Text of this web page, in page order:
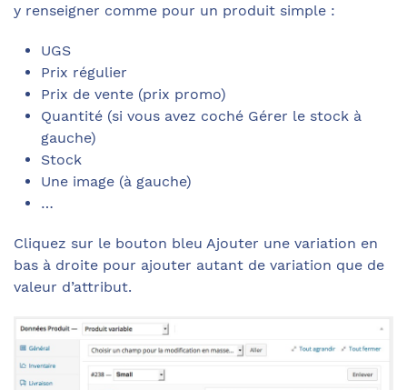
y renseigner comme pour un produit simple :
UGS
Prix régulier
Prix de vente (prix promo)
Quantité (si vous avez coché Gérer le stock à
gauche)
Stock
Une image (à gauche)
…
Cliquez sur le bouton bleu Ajouter une variation en
bas à droite pour ajouter autant de variation que de
valeur d’attribut.